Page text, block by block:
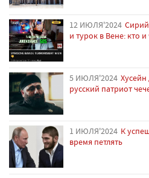
12 ИЮЛЯ'2024
и турок в Вене: кто и
5 ИЮЛЯ'2024
русский патриот
1 ИЮЛЯ'2024 К
время петлять